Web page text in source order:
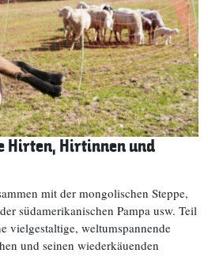
Hirten, Hirtinnen und
mit der mongolischen Steppe,
südamerikanischen Pampa usw. Teil
vielgestaltige, weltumspannende
und seinen wiederkäuenden